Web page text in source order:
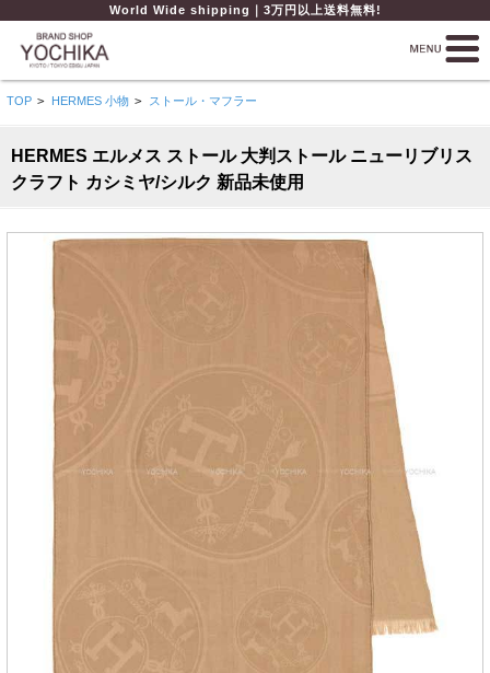
World Wide shipping｜3万円以上送料無料!
TOP > HERMES 小物 > ストール・マフラー
HERMES エルメス ストール 大判ストール ニューリブリス
クラフト カシミヤ/シルク 新品未使用